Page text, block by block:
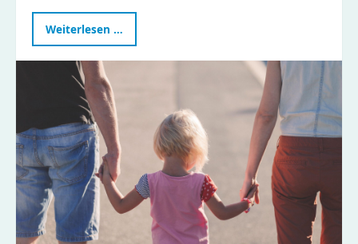
Weiterlesen …
„Nachhaltigkeit
–